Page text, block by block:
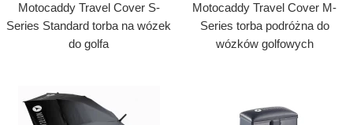
Motocaddy Travel Cover S-
Series Standard torba na wózek
do golfa
Motocaddy Travel Cover M-
Series torba podróżna do
wózków golfowych